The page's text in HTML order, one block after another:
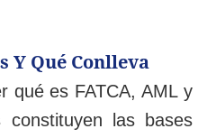
Y Qué Conlleva
qué es FATCA, AML y
constituyen las bases